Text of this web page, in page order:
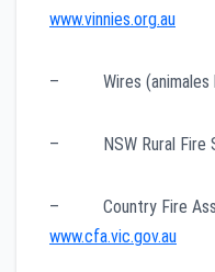
www.vinnies.org.au
– Wires (animales
– NSW Rural Fire
– Country Fire
www.cfa.vic.gov.au